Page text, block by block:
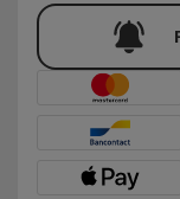
Portemonnees,
Tassen en
Trackers